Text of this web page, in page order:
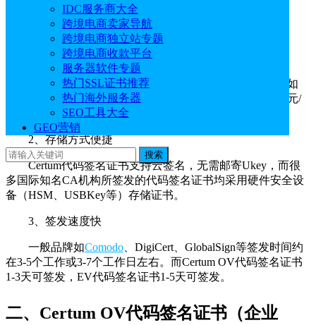
IDC服务商大全
跨境电商卖家导航
跨境电商独立站专题
跨境电商收款平台
服务器软件专题
热门SSL证书推荐
热门海外服务器
SEO工具大全
GEO营销
搜索
一、Certum代码签名证书优势
1、性价比高
CertumOV代码签名证书仅需1200元/年；而其他品牌如
DigiCert OV代码签名证书约4400元/年、GlobalSign约2800元/
年，价格较高。
2、存储方式便捷
Certum代码签名证书支持云签名，无需邮寄Ukey，而很
多国际知名CA机构所签发的代码签名证书均采用硬件安全设
备（HSM、USBKey等）存储证书。
3、签发速度快
一般品牌如Comodo 、DigiCert、GlobalSign等签发时间约
在3-5个工作或3-7个工作日左右。而Certum OV代码签名证书
1-3天可签发，EV代码签名证书1-5天可签发。
二、Certum OV代码签名证书（企业